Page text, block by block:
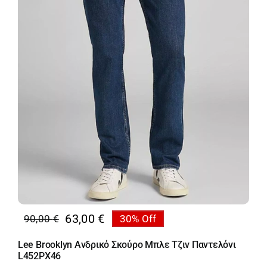
90,00€
Original
price
was:
63,00 €
Η
τρέχουσα
τιμή
30% Off
Lee Brooklyn Ανδρικό Σκούρο Μπλε Τζιν Παντελόνι
L452PX46